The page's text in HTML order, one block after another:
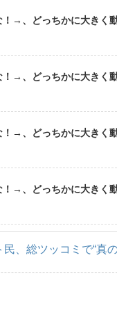
！→、どっちかに大きく
！→、どっちかに大きく
！→、どっちかに大きく
！→、どっちかに大きく
、総ツッコミで“真